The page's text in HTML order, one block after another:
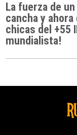
La fuerza de
cancha y
chicas del +55
mundialista!